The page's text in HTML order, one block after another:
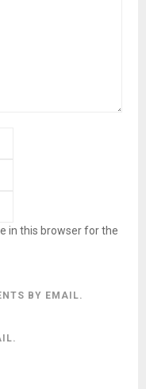
in this browser for the
BY EMAIL.